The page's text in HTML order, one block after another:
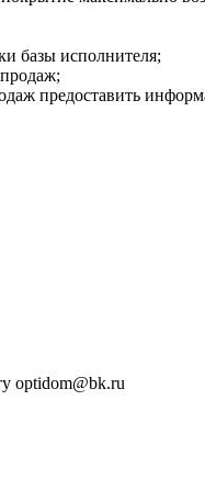
базы исполнителя;
предоставить
optidom@bk.ru